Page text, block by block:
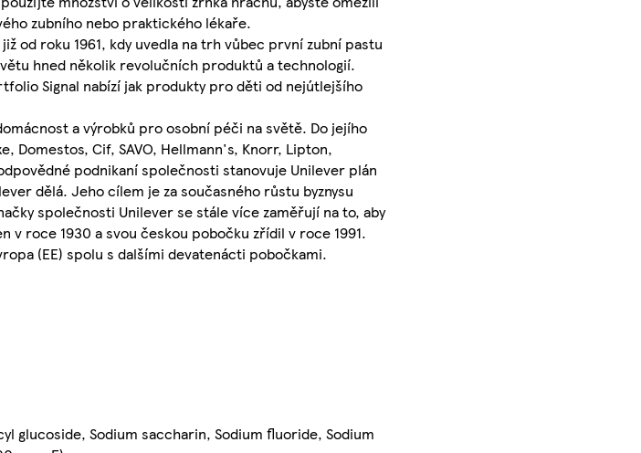
zubního nebo praktického lékaře.
od roku 1961, kdy uvedla na trh vůbec první zubní pastu
hned několik revolučních produktů a technologií.
Signal nabízí jak produkty pro děti od nejútlejšího
a výrobků pro osobní péči na světě. Do jejího
Domestos, Cif, SAVO, Hellmann's, Knorr, Lipton,
podnikaní společnosti stanovuje Unilever plán
dělá. Jeho cílem je za současného růstu byznysu
společnosti Unilever se stále více zaměřují na to, aby
v roce 1930 a svou českou pobočku zřídil v roce 1991.
(EE) spolu s dalšími devatenácti pobočkami.
glucoside, Sodium saccharin, Sodium fluoride, Sodium